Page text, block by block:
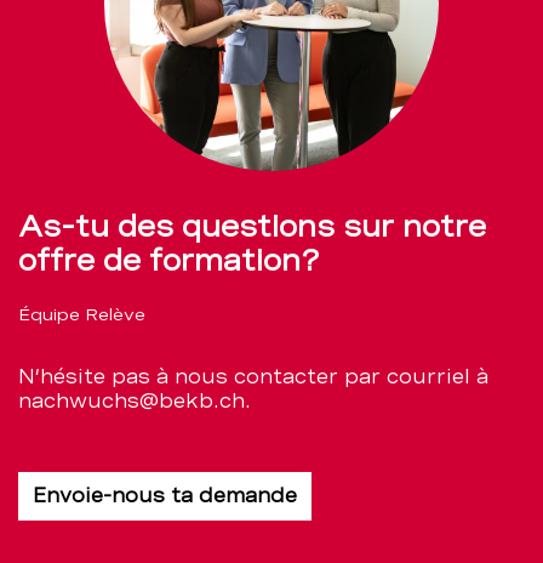
As-tu des questions sur notre
offre de formation?
Équipe Relève
N’hésite pas à nous contacter par courriel à
nachwuchs@bekb.ch.
Envoie-nous ta demande